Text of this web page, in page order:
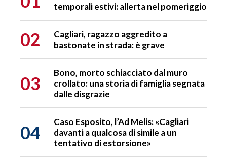
temporali estivi: allerta nel pomeriggio
02
Cagliari, ragazzo aggredito a
bastonate in strada: è grave
03
Bono, morto schiacciato dal muro
crollato: una storia di famiglia segnata
dalle disgrazie
04
Caso Esposito, l’Ad Melis: «Cagliari
davanti a qualcosa di simile a un
tentativo di estorsione»